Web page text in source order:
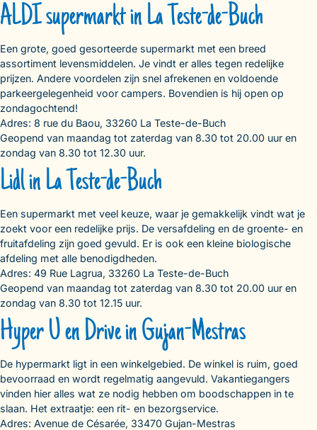
ALDI supermarkt in La Teste-de-Buch
Een grote, goed gesorteerde supermarkt met een breed
assortiment levensmiddelen. Je vindt er alles tegen redelijke
prijzen. Andere voordelen zijn snel afrekenen en voldoende
parkeergelegenheid voor campers. Bovendien is hij open op
zondagochtend!
Adres: 8 rue du Baou, 33260 La Teste-de-Buch
Geopend van maandag tot zaterdag van 8.30 tot 20.00 uur en
zondag van 8.30 tot 12.30 uur.
Lidl in La Teste-de-Buch
Een supermarkt met veel keuze, waar je gemakkelijk vindt wat je
zoekt voor een redelijke prijs. De versafdeling en de groente- en
fruitafdeling zijn goed gevuld. Er is ook een kleine biologische
afdeling met alle benodigdheden.
Adres: 49 Rue Lagrua, 33260 La Teste-de-Buch
Geopend van maandag tot zaterdag van 8.30 tot 20.00 uur en
zondag van 8.30 tot 12.15 uur.
Hyper U en Drive in Gujan-Mestras
De hypermarkt ligt in een winkelgebied. De winkel is ruim, goed
bevoorraad en wordt regelmatig aangevuld. Vakantiegangers
vinden hier alles wat ze nodig hebben om boodschappen in te
slaan. Het extraatje: een rit- en bezorgservice.
Adres: Avenue de Césarée, 33470 Gujan-Mestras